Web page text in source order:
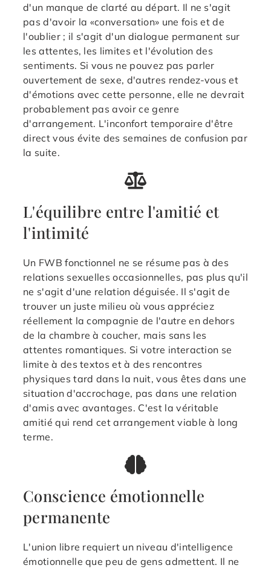
d'un manque de clarté au départ. Il ne s'agit
pas d'avoir la «conversation» une fois et de
l'oublier ; il s'agit d'un dialogue permanent sur
les attentes, les limites et l'évolution des
sentiments. Si vous ne pouvez pas parler
ouvertement de sexe, d'autres rendez-vous et
d'émotions avec cette personne, elle ne devrait
probablement pas avoir ce genre
d'arrangement. L'inconfort temporaire d'être
direct vous évite des semaines de confusion par
la suite.
L'équilibre entre l'amitié et
l'intimité
Un FWB fonctionnel ne se résume pas à des
relations sexuelles occasionnelles, pas plus qu'il
ne s'agit d'une relation déguisée. Il s'agit de
trouver un juste milieu où vous appréciez
réellement la compagnie de l'autre en dehors
de la chambre à coucher, mais sans les
attentes romantiques. Si votre interaction se
limite à des textos et à des rencontres
physiques tard dans la nuit, vous êtes dans une
situation d'accrochage, pas dans une relation
d'amis avec avantages. C'est la véritable
amitié qui rend cet arrangement viable à long
terme.
Conscience émotionnelle
permanente
L'union libre requiert un niveau d'intelligence
émotionnelle que peu de gens admettent. Il ne